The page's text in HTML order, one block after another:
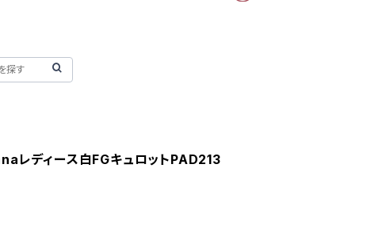
ディース白FGキュロットPAD213